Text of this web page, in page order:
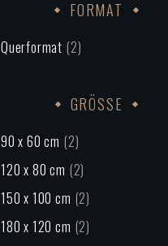
FORMAT
Querformat (2)
GRÖSSE
90 x 60 cm (2)
120 x 80 cm (2)
150 x 100 cm (2)
180 x 120 cm (2)